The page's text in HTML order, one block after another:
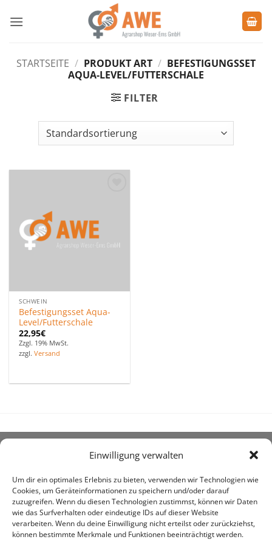
Einwilligung verwalten
Um dir ein optimales Erlebnis zu bieten, verwenden wir Technologien wie
Cookies, um Geräteinformationen zu speichern und/oder darauf
zuzugreifen. Wenn du diesen Technologien zustimmst, können wir Daten
wie das Surfverhalten oder eindeutige IDs auf dieser Website
verarbeiten. Wenn du deine Einwilligung nicht erteilst oder zurückziehst,
können bestimmte Merkmale und Funktionen beeinträchtigt werden.
Inhalt
STARTSEITE / PRODUKT ART / BEFESTIGUNGSSET
AQUA-LEVEL/FUTTERSCHALE
FILTER
SCHWEIN
Befestigungsset Aqua-
Level/Futterschale
22,95€
Zzgl. 19% MwSt.
zzgl.Versand